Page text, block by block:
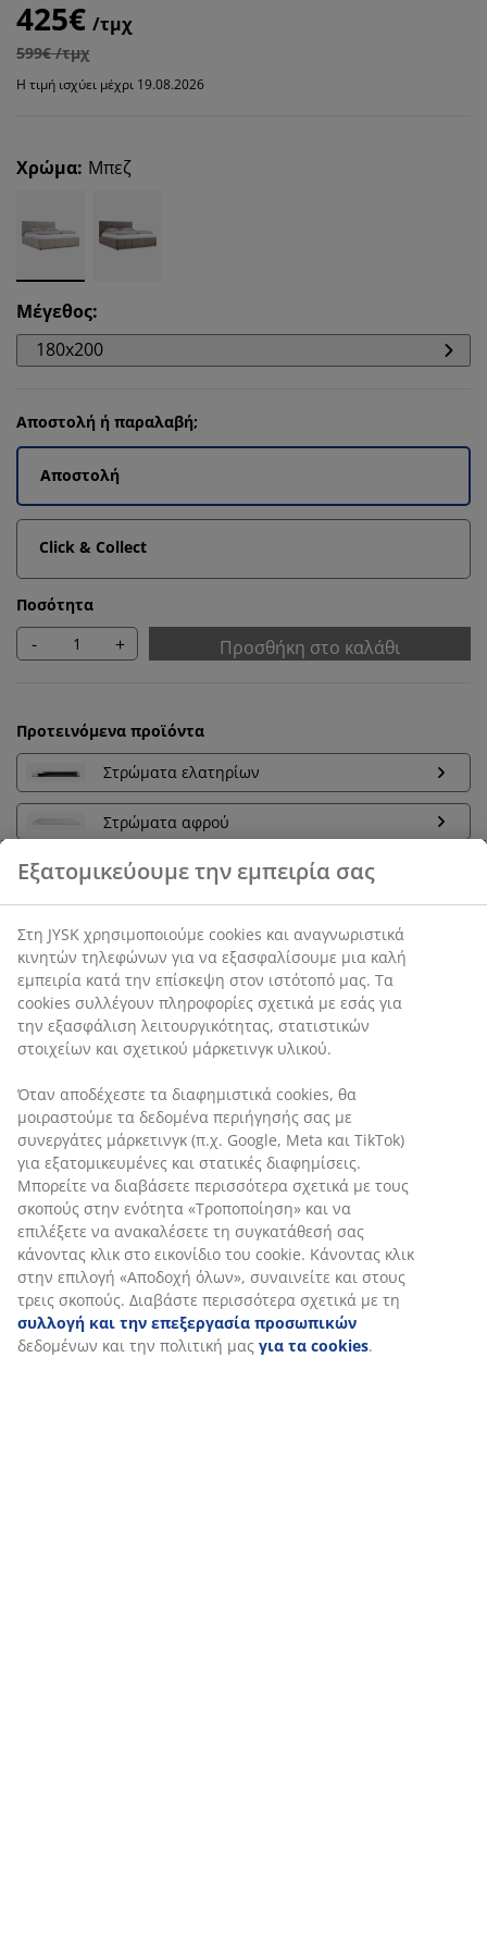
425€ /τμχ
599€ /τμχ
Η τιμή ισχύει μέχρι 19.08.2026
Χρώμα: Μπεζ
Μέγεθος:
180x200
Αποστολή ή παραλαβή;
Αποστολή
Click & Collect
Ποσότητα
- + Προσθήκη στο καλάθι
Προτεινόμενα προϊόντα
Στρώματα ελατηρίων
Στρώματα αφρού
30 ημέρες εγγύηση τιμής σε όλα τα προϊόντα
Ύφασμα. Με αποθηκευτικό χώρο και βάση κρεβατιού
με υδραυλική ανύψωση. Ταιριάζει σε στρώματα
ελατηρίων και αφρού 180x200 cm. Συμπεριλαμβάνεται
βάση με τάβλες. Δεν περιλ. στρώμα. Π200 x Μ217 x
Υ115 cm
SKU: 3650174
Οδηγίες Συναρμολόγησης
Χαρακτηριστικά προϊόντος
Εξατομικεύουμε την εμπειρία σας
Στη JYSK χρησιμοποιούμε cookies και αναγνωριστικά
κινητών τηλεφώνων για να εξασφαλίσουμε μια καλή
εμπειρία κατά την επίσκεψη στον ιστότοπό μας. Τα
cookies συλλέγουν πληροφορίες σχετικά με εσάς για
την εξασφάλιση λειτουργικότητας, στατιστικών
στοιχείων και σχετικού μάρκετινγκ υλικού.
Όταν αποδέχεστε τα διαφημιστικά cookies, θα
μοιραστούμε τα δεδομένα περιήγησής σας με
συνεργάτες μάρκετινγκ (π.χ. Google, Meta και TikTok)
για εξατομικευμένες και στατικές διαφημίσεις.
Μπορείτε να διαβάσετε περισσότερα σχετικά με τους
σκοπούς στην ενότητα «Τροποποίηση» και να
επιλέξετε να ανακαλέσετε τη συγκατάθεσή σας
κάνοντας κλικ στο εικονίδιο του cookie. Κάνοντας κλικ
στην επιλογή «Αποδοχή όλων», συναινείτε και στους
τρεις σκοπούς. Διαβάστε περισσότερα σχετικά με τη
συλλογή και την επεξεργασία προσωπικών
δεδομένων και την πολιτική μας για τα cookies.